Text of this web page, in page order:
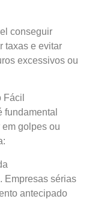
conseguir
taxas e evitar
excessivos ou
fundamental
golpes ou
Empresas sérias
antecipado